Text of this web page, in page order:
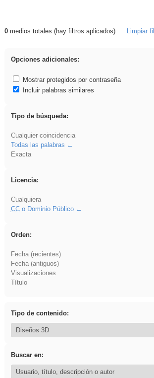
Resultados de: cortar
0medios totales (hay filtros aplicados) Limpiar
Opciones adicionales:
Mostrar protegidos por contraseña
Incluir palabras similares
Tipo de búsqueda:
Cualquier coincidencia
Todas las palabras
Exacta
Licencia:
Cualquiera
CCo Dominio Público
Orden:
Fecha (recientes)
Fecha (antiguos)
Visualizaciones
Título
Tipo de contenido:
Buscar en: